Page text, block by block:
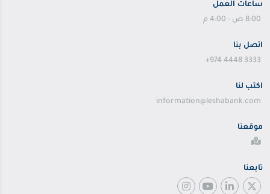
ساعات العمل
8:00 ص - 4:00 م
اتصل بنا
+974 4448 3333
اكتب لنا
information@leshabank.com
موقعنا
تابعنا